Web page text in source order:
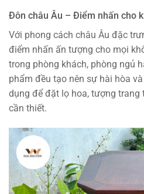
Đôn châu Âu – Điểm nhấn cho
Với phong cách châu Âu đặc
điểm nhấn ấn tượng cho mọi
trong phòng khách, phòng ngủ
phẩm đều tạo nên sự hài hòa
dụng để đặt lọ hoa, tượng trang
cần thiết.